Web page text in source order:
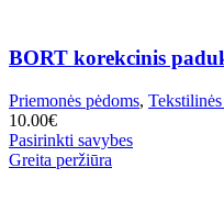
BORT korekcinis
Priemonės pėdoms,
10.00€
Pasirinkti savybesThis
Greita peržiūra